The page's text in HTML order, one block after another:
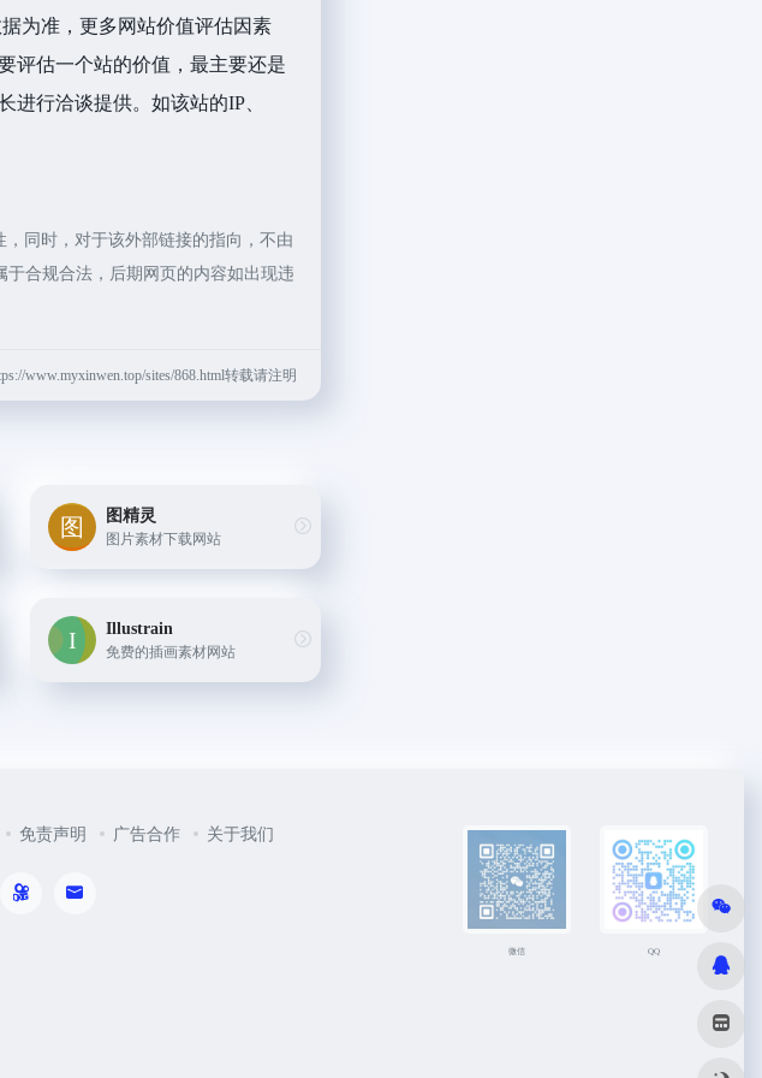
为准，更多网站价值评估因素
评估一个站的价值，最主要还是
行洽谈提供。如该站的IP、
同时，对于该外部链接的指向，不由
于合规合法，后期网页的内容如出现违
www.myxinwen.top/sites/868.html转载请注明
图精灵
图片素材下载网站
Illustrain
免费的插画素材网站
免责声明 广告合作 关于我们
微信 QQ